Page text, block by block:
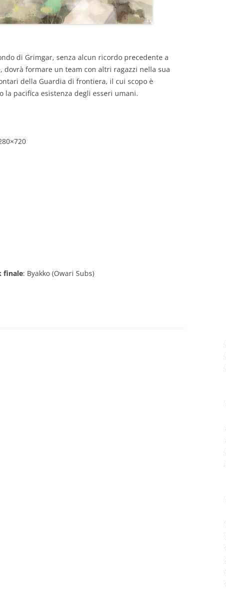
di Grimgar, senza alcun ricordo precedente a
dovrà formare un team con altri ragazzi nella sua
della Guardia di frontiera, il cui scopo è
la pacifica esistenza degli esseri umani.
finale: Byakko (Owari Subs)